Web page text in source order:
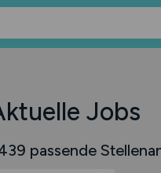
Jobs
passende